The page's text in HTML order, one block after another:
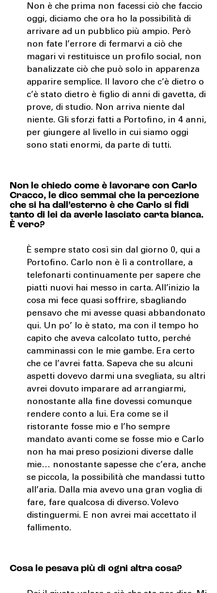
Non è che prima non facessi ciò che faccio
oggi, diciamo che ora ho la possibilità di
arrivare ad un pubblico più ampio. Però
non fate l’errore di fermarvi a ciò che
magari vi restituisce un profilo social, non
banalizzate ciò che può solo in apparenza
apparire semplice. Il lavoro che c’è dietro o
c’è stato dietro è figlio di anni di gavetta, di
prove, di studio. Non arriva niente dal
niente. Gli sforzi fatti a Portofino, in 4 anni,
per giungere al livello in cui siamo oggi
sono stati enormi, da parte di tutti.
Non le chiedo come è lavorare con Carlo
Cracco, le dico semmai che la percezione
che si ha dall’esterno è che Carlo si fidi
tanto di lei da averle lasciato carta bianca.
È vero?
È sempre stato così sin dal giorno 0, qui a
Portofino. Carlo non è lì a controllare, a
telefonarti continuamente per sapere che
piatti nuovi hai messo in carta. All’inizio la
cosa mi fece quasi soffrire, sbagliando
pensavo che mi avesse quasi abbandonato
qui. Un po’ lo è stato, ma con il tempo ho
capito che aveva calcolato tutto, perché
camminassi con le mie gambe. Era certo
che ce l’avrei fatta. Sapeva che su alcuni
aspetti dovevo darmi una svegliata, su altri
avrei dovuto imparare ad arrangiarmi,
nonostante alla fine dovessi comunque
rendere conto a lui. Era come se il
ristorante fosse mio e l’ho sempre
mandato avanti come se fosse mio e Carlo
non ha mai preso posizioni diverse dalle
mie… nonostante sapesse che c’era, anche
se piccola, la possibilità che mandassi tutto
all’aria. Dalla mia avevo una gran voglia di
fare, fare qualcosa di diverso. Volevo
distinguermi. E non avrei mai accettato il
fallimento.
Cosa le pesava più di ogni altra cosa?